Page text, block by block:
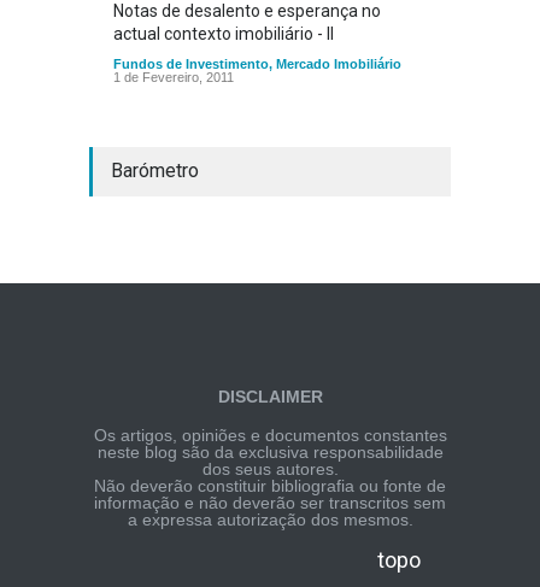
Notas de desalento e esperança no
actual contexto imobiliário - II
Fundos de Investimento, Mercado Imobiliário
1 de Fevereiro, 2011
Barómetro
DISCLAIMER
Os artigos, opiniões e documentos constantes
neste blog são da exclusiva responsabilidade
dos seus autores.
Não deverão constituir bibliografia ou fonte de
informação e não deverão ser transcritos sem
a expressa autorização dos mesmos.
topo